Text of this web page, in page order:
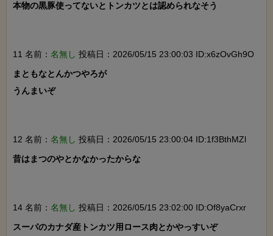
本物の黒豚使ってないとトンカツとは認められなそう
11 名前： 名無し 投稿日：2026/05/15 23:00:03 ID:x6zOvGh9O
まともなとんかつやろが
うんまいぞ
12 名前： 名無し 投稿日：2026/05/15 23:00:04 ID:1f3BthMZl
昔はまつのやとかなかったからな
14 名前： 名無し 投稿日：2026/05/15 23:02:00 ID:Of8yaCrxr
スーパのカナダ産トンカツ用ロース肉とかやっすいぞ